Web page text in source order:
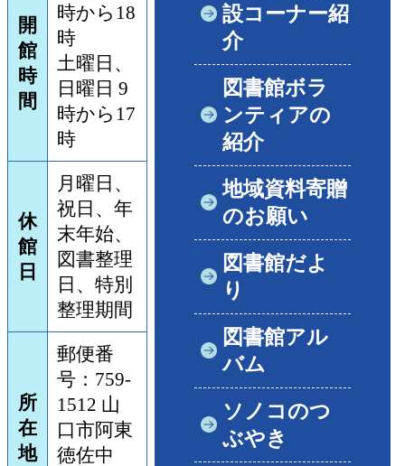
開
館
時
間
時から18
時
土曜日、
日曜日 9
時から17
時
休
館
日
月曜日、
祝日、年
末年始、
図書整理
日、特別
整理期間
所
在
地
郵便番
号：759-
1512 山
口市阿東
徳佐中
設コーナー紹
介
図書館ボラ
ンティアの
紹介
地域資料寄贈
のお願い
図書館だよ
り
図書館アル
バム
ソノコのつ
ぶやき